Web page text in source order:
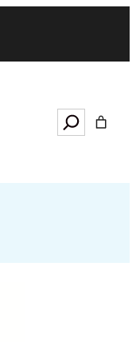
Search